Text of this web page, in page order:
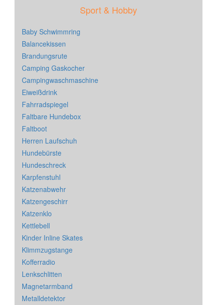
Sport & Hobby
Baby Schwimmring
Balancekissen
Brandungsrute
Camping Gaskocher
Campingwaschmaschine
Eiweißdrink
Fahrradspiegel
Faltbare Hundebox
Faltboot
Herren Laufschuh
Hundebürste
Hundeschreck
Karpfenstuhl
Katzenabwehr
Katzengeschirr
Katzenklo
Kettlebell
Kinder Inline Skates
Klimmzugstange
Kofferradio
Lenkschlitten
Magnetarmband
Metalldetektor